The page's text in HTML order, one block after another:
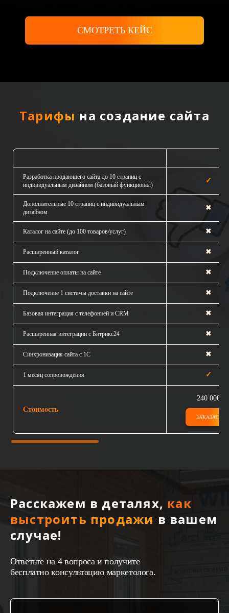
СМОТРЕТЬ КЕЙС
СМОТРЕТЬ КЕЙС
СМОТРЕТЬ КЕЙС
СМОТРЕТЬ КЕЙС
СМОТРЕТЬ КЕЙС
СМОТРЕТЬ КЕЙС
СМОТРЕТЬ КЕЙС
СМОТРЕТЬ КЕЙС
СМОТРЕТЬ КЕЙС
СМОТРЕТЬ КЕЙС
СМОТРЕТЬ КЕЙС
СМОТРЕТЬ КЕЙС
СМОТРЕТЬ КЕЙС
Тарифы на создание сайта
Разработка продающего сайта до 10 страниц с
индивидуальным дизайном (базовый функционал)
✓
Дополнительные 10 страниц с индивидуальным
дизайном
✖
Каталог на сайте (до 100 товаров/услуг) ✖
Расширенный каталог ✖
Подключение оплаты на сайте ✖
Подключение 1 системы доставки на сайте ✖
Базовая интеграция с телефонией и CRM ✖
Расширенная интеграции с Битрикс24 ✖
Синхронизация сайта с 1С ✖
1 месяц сопровождения ✓
Стоимость
240 000
ЗАКАЗАТЬ
Расскажем в деталях, как
выстроить продажи в вашем
случае!
Ответьте на 4 вопроса и получите
бесплатно консультацию маркетолога.